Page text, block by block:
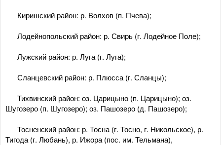
Киришский район: р. Волхов (п. Пчева);
­ Лодейнопольский район: р. Свирь (г. Лодейное Поле);
­ Лужский район: р. Луга (г. Луга);
­ Сланцевский район: р. Плюсса (г. Сланцы);
­ Тихвинский район: оз. Царицыно (п. Царицыно); оз.
Шугозеро (п. Шугозеро); оз. Пашозеро (д. Пашозеро);
­ Тосненский район: р. Тосна (г. Тосно, г. Никольское), р.
Тигода (г. Любань), р. Ижора (пос. им. Тельмана),